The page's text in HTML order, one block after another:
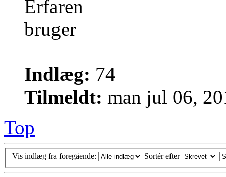
Indlæg: 74
Tilmeldt: man jul 06,
Top
Vis indlæg fra foregående: Sortér efter